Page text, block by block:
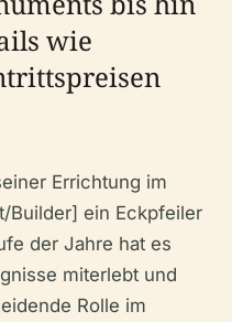
wie
Errichtung im
Builder] ein Eckpfeiler
der Jahre hat es
miterlebt und
Rolle im